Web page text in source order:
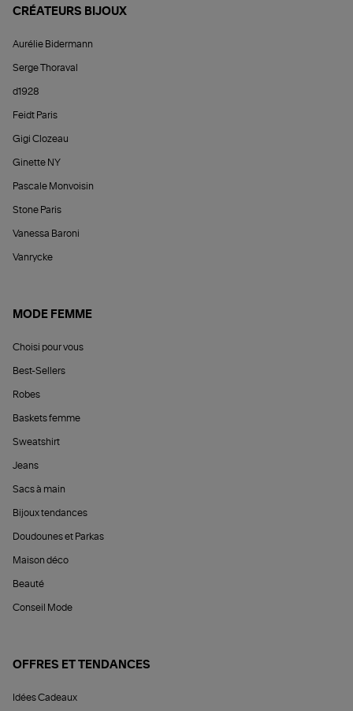
CRÉATEURS BIJOUX
Aurélie Bidermann
Serge Thoraval
d1928
Feidt Paris
Gigi Clozeau
Ginette NY
Pascale Monvoisin
Stone Paris
Vanessa Baroni
Vanrycke
MODE FEMME
Choisi pour vous
Best-Sellers
Robes
Baskets femme
Sweatshirt
Jeans
Sacs à main
Bijoux tendances
Doudounes et Parkas
Maison déco
Beauté
Conseil Mode
OFFRES ET TENDANCES
Idées Cadeaux